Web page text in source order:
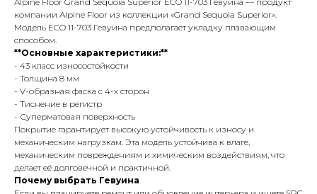
компании Alpine Floor из коллекции «Grand Sequoia Superior».
Модель ECO 11-703 Гевуина предполагает укладку плавающим
способом.
**Основные характеристики:**
- 43 класс износостойкости
- Толщина 8 мм
- V-образная фаска с 4-х сторон
- Тиснение в регистр
- Суперматовая поверхность
Покрытие гарантирует высокую устойчивость к износу и
механическим нагрузкам. Эта модель устойчива к влаге,
механическим повреждениям и химическим воздействиям, что
делает её долговечной и практичной.
Почему выбрать Гевуина